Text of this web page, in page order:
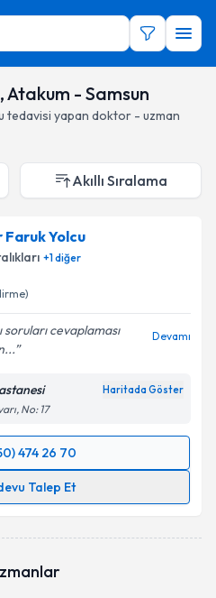
- Samsun
tedavisi yapan doktor - uzman
Akıllı Sıralama
Faruk Yolcu
+1diğer
cevaplaması
Devamı
Haritada Göster
No: 17
474 26 70
Talep Et
uzmandan randevu almanız